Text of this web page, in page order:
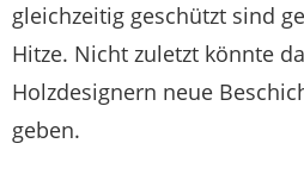
gleichzeitig geschützt sind
Hitze. Nicht zuletzt könnte
Holzdesignern neue
geben.